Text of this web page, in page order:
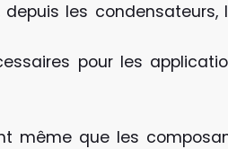
les condensateurs,
pour les
même que les